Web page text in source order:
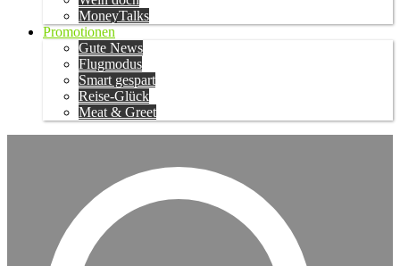
MoneyTalks
Promotionen
Gute News
Flugmodus
Smart gespart
Reise-Glück
Meat & Greet